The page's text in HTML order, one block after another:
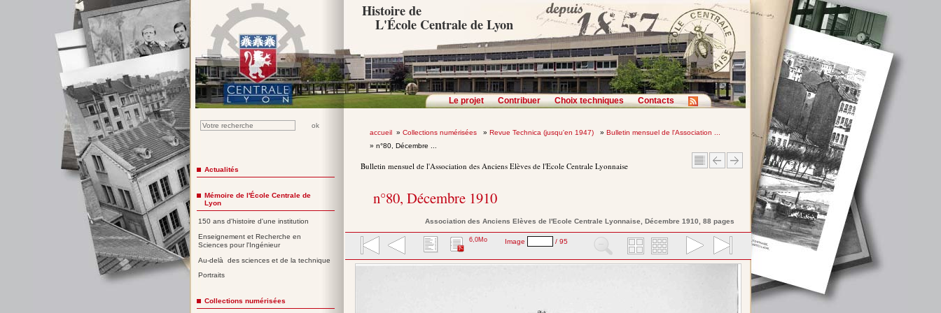
Histoire de
L'École Centrale de Lyon
Le projet Contribuer Choix techniques Contacts
accueil» Collections numérisées » Revue Technica (jusqu'en 1947) » Bulletin mensuel de l'Association ...
» n°80, Décembre ...
Bulletin mensuel de l'Association des Anciens Elèves de l'Ecole Centrale Lyonnaise
n°80, Décembre 1910
Association des Anciens Elèves de l'Ecole Centrale Lyonnaise, Décembre 1910, 88 pages
6,0Mo Image / 95
Actualités
Mémoire de l'École Centrale de
Lyon
150 ans d'histoire d'une institution
Enseignement et Recherche en
Sciences pour l'Ingénieur
Au-delà des sciences et de la technique
Portraits
Collections numérisées